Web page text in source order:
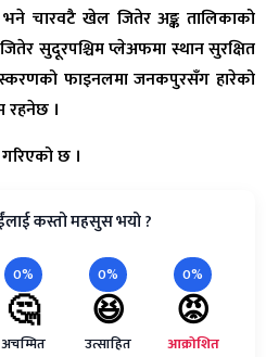
भने चारवटै खेल जितेर अङ्क तालिकाको
सुदूरपश्चिम प्लेअफमा स्थान सुरक्षित
फाइनलमा जनकपुरसँग हारेको
रहनेछ ।
छ ।
कस्तो महसुस भयो ?
0%
🤔
अचम्मित
0%
😆
उत्साहित
0%
😡
आक्रोशित